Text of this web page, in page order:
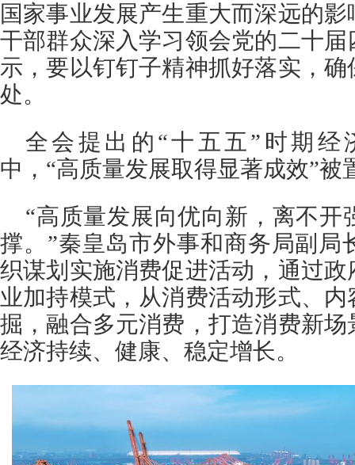
国家事业发展产生重大而深远的
干部群众深入学习领会党的二十
示，要以钉钉子精神抓好落实，
处。
全会提出的“十五五”时期经
中，“高质量发展取得显著成效”被
“高质量发展向优向新，离不开
撑。”秦皇岛市外事和商务局副局
织谋划实施消费促进活动，通过
业加持模式，从消费活动形式、
掘，融合多元消费，打造消费新
经济持续、健康、稳定增长。